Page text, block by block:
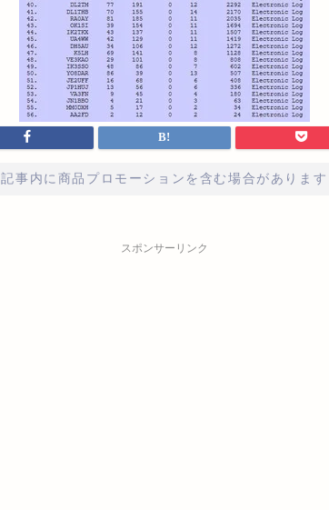
記事内に商品プロモーションを含む場合があります
スポンサーリンク